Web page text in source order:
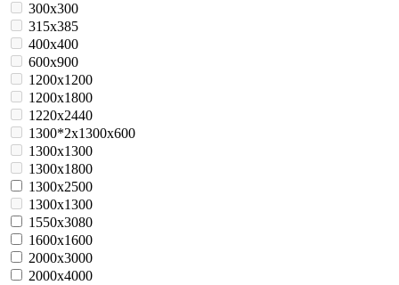
300x300
315x385
400x400
600x900
1200x1200
1200x1800
1220x2440
1300*2x1300x600
1300x1300
1300x1800
1300x2500
1300х1300
1550x3080
1600x1600
2000x3000
2000x4000